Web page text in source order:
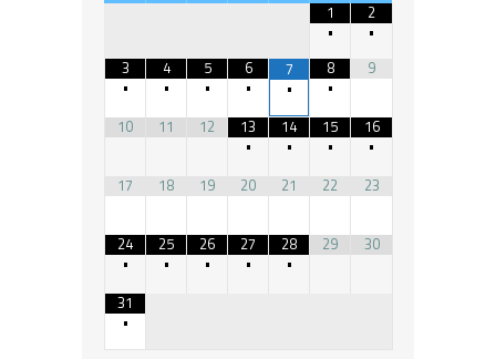
1
•
2
•
3
•
4
•
5
•
6
•
7
•
8
•
9
10 11 12
13
•
14
•
15
•
16
•
17
18 19 20 21 22 23
24
•
25
•
26
•
27
•
28
•
29 30
31
•